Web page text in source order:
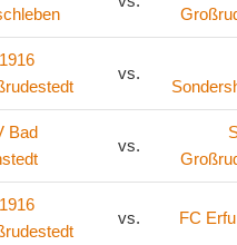
vs.
Bad
vs.
vs. FC